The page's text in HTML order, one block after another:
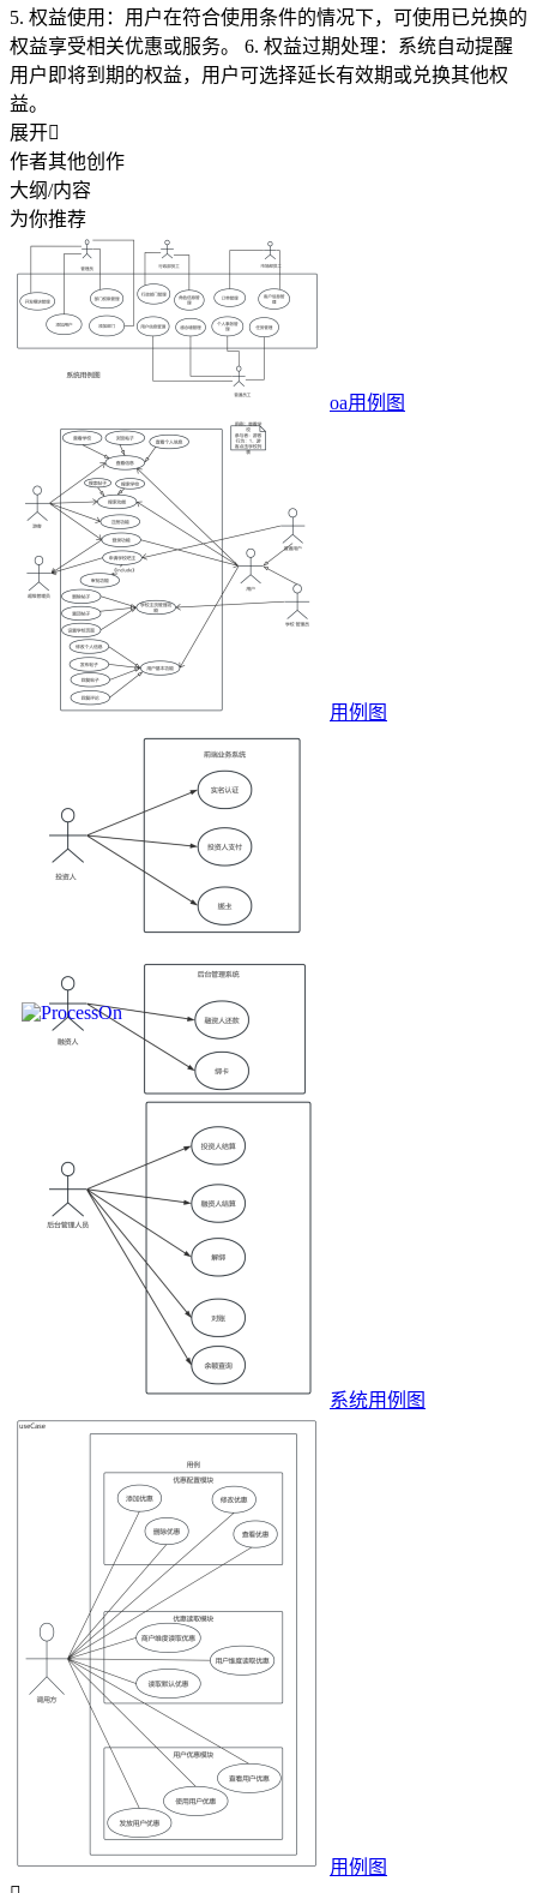
5. 权益使用：用户在符合使用条件的情况下，可使用已兑换的
权益享受相关优惠或服务。 6. 权益过期处理：系统自动提醒
用户即将到期的权益，用户可选择延长有效期或兑换其他权
益。
展开
作者其他创作
大纲/内容
为你推荐
oa用例图
用例图
系统用例图
用例图